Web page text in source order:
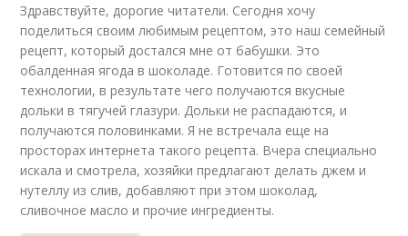
Здравствуйте, дорогие читатели. Сегодня хочу
поделиться своим любимым рецептом, это наш семейный
рецепт, который достался мне от бабушки. Это
обалденная ягода в шоколаде. Готовится по своей
технологии, в результате чего получаются вкусные
дольки в тягучей глазури. Дольки не распадаются, и
получаются половинками. Я не встречала еще на
просторах интернета такого рецепта. Вчера специально
искала и смотрела, хозяйки предлагают делать джем и
нутеллу из слив, добавляют при этом шоколад,
сливочное масло и прочие ингредиенты.